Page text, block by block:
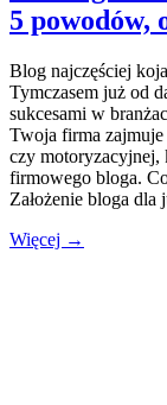
5 powodów,
Blog najczęściej
Tymczasem już od
sukcesami w
Twoja firma zajmuje
czy motoryzacyjnej,
firmowego bloga.
Założenie bloga
Więcej →